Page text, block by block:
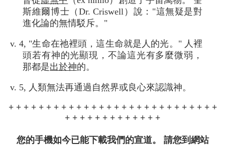
斯維爾博士（Dr. Criswell）說："這無疑是對
進化論的無情駁斥。"
v. 4, "生命在祂裡頭，這生命就是人的光。" 人裡
頭若有神的光顯現，不論這光有多麼微弱，
那都是出於神的。
v. 5, 人類無法再通過自然界或良心來認識神。
+ + + + + + + + + + + + + + + + + + + + + + + + + + + +
+ + + + + + + + + + + + +
您的手機如今已能下載我們的宣道。 請您到網站